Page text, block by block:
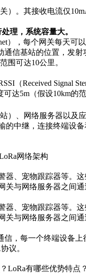
）。其接收电流仅
理，系统容量大。
），每个网关每天可
信基站的位置，发
围可达10公里。
（Received Signal
达5m（假设10km的范
）、网络服务器以及
中继，连接终端设
、宠物跟踪器等。
与网络服务器之间通
、宠物跟踪器等。
与网络服务器之间通
，每一个终端设备
议。